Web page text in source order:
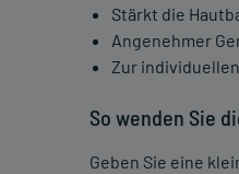
Stärkt die
Angenehmer
Zur individuellen
So wenden Sie
Geben Sie eine